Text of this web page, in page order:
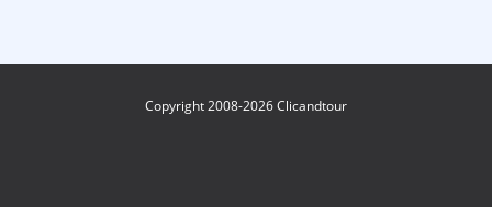
Copyright 2008-2026 Clicandtour